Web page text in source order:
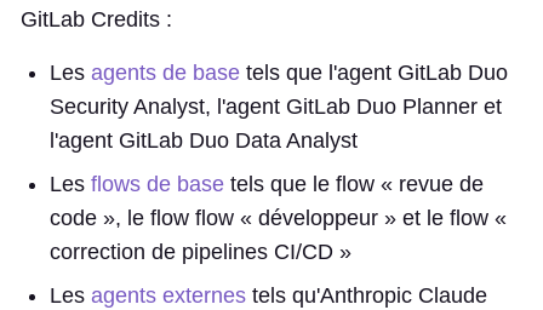
GitLab Credits :
Les agents de base tels que l'agent GitLab Duo
Security Analyst, l'agent GitLab Duo Planner et
l'agent GitLab Duo Data Analyst
Les flows de base tels que le flow « revue de
code », le flow flow « développeur » et le flow «
correction de pipelines CI/CD »
Les agents externes tels qu'Anthropic Claude